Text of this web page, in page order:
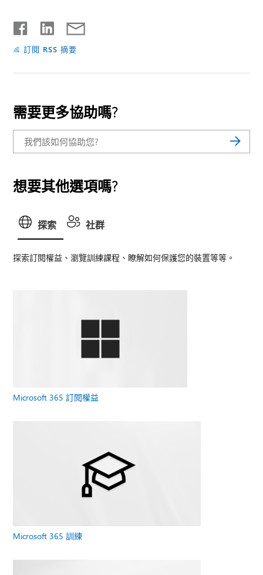
訂閱 RSS 摘要
需要更多協助嗎?
想要其他選項嗎?
探索 社群
探索訂閱權益、瀏覽訓練課程、瞭解如何保護您的裝置等等。
Microsoft 365 訂閱權益
Microsoft 365 訓練